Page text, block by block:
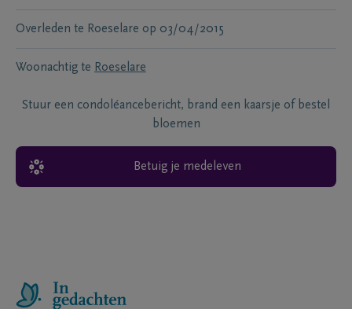
Overleden te Roeselare op 03/04/2015
Woonachtig te Roeselare
Stuur een condoléancebericht, brand een kaarsje of bestel
bloemen
Betuig je medeleven